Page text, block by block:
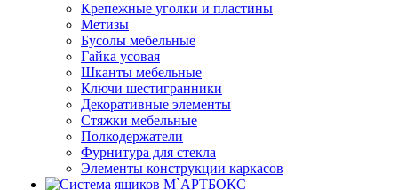
Крепежные уголки и пластины
Метизы
Бусолы мебельные
Гайка усовая
Шканты мебельные
Ключи шестигранники
Декоративные элементы
Стяжки мебельные
Полкодержатели
Фурнитура для стекла
Элементы конструкции каркасов